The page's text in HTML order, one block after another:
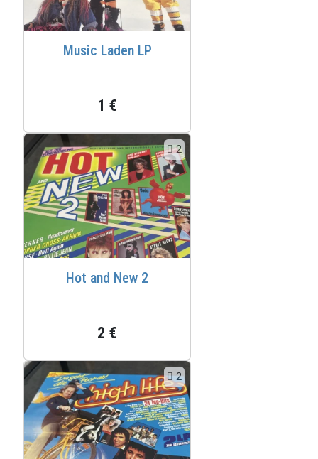
Music Laden LP
1 €
2
Hot and New 2
2 €
2